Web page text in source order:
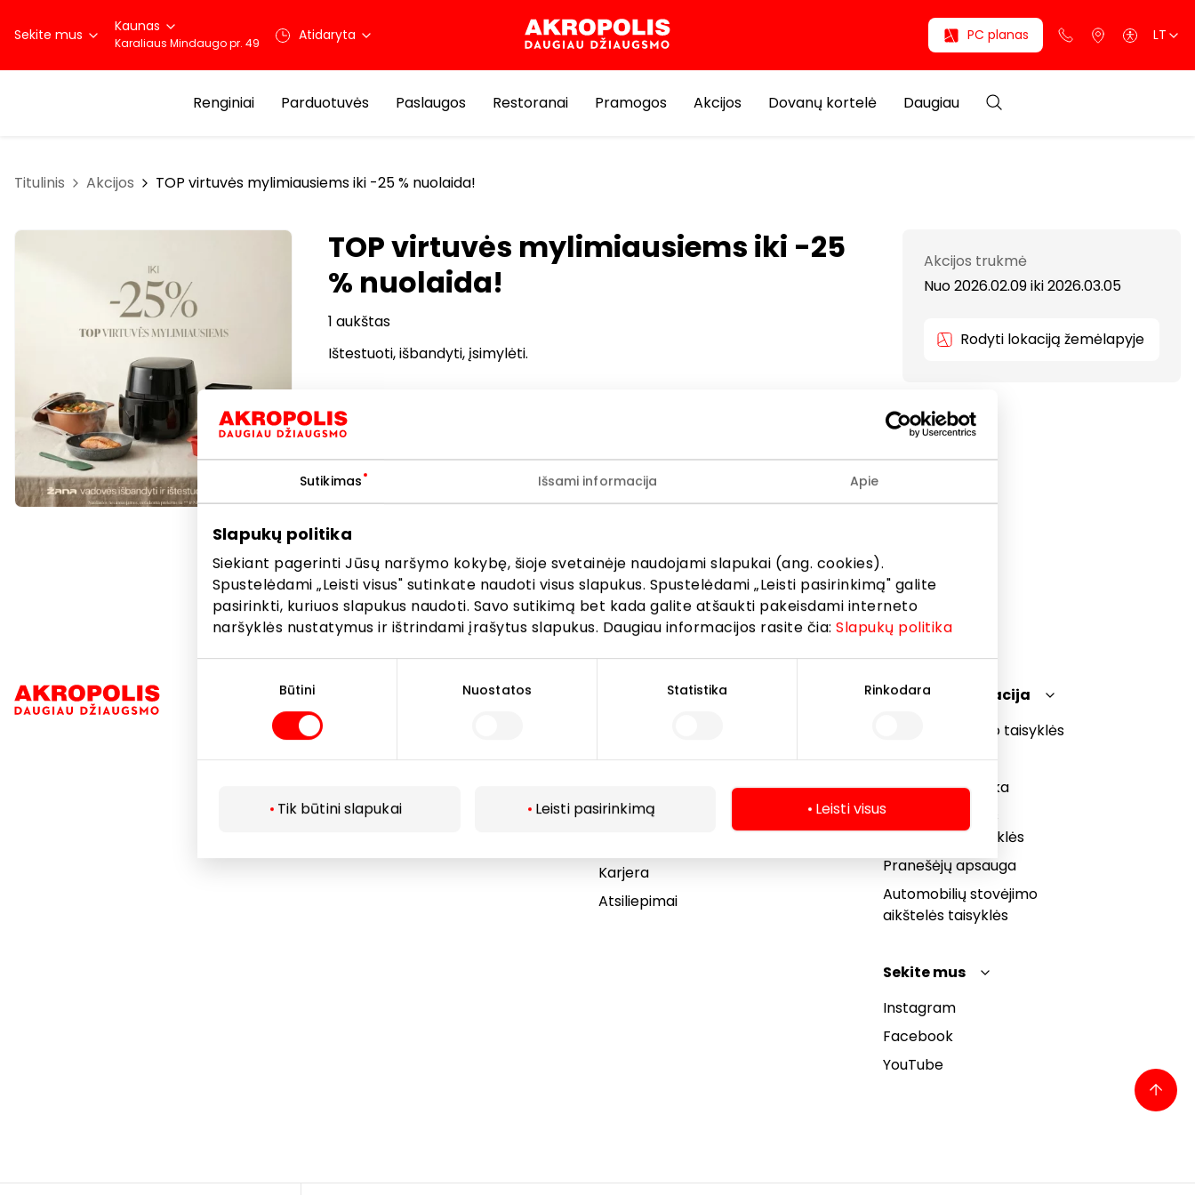
Sutikimas Išsami informacija Apie
Slapukų politika
Siekiant pagerinti Jūsų naršymo kokybę, šioje svetainėje naudojami slapukai (ang. cookies).
Spustelėdami „Leisti visus" sutinkate naudoti visus slapukus. Spustelėdami „Leisti pasirinkimą" galite
pasirinkti, kuriuos slapukus naudoti. Savo sutikimą bet kada galite atšaukti pakeisdami interneto
naršyklės nustatymus ir ištrindami įrašytus slapukus. Daugiau informacijos rasite čia:Slapukų politika
Būtini Nuostatos Statistika Rinkodara
Tik būtini slapukai Leisti pasirinkimą Leisti visus
Sekite mus Kaunas
Karaliaus Mindaugo pr. 49 Atidaryta PC planas LT
Renginiai Parduotuvės Paslaugos Restoranai Pramogos Akcijos Dovanų kortelė Daugiau
Titulinis Akcijos TOP virtuvės mylimiausiems iki -25 % nuolaida!
TOP virtuvės mylimiausiems iki -25
% nuolaida!
1 aukštas
Ištestuoti, išbandyti, įsimylėti.
Brabantia, Lékué, Zwilling, Global ir dar daugiau virtuvės favoritų, kurie greitai
tampa nepakeičiami.
Nuolaida taikoma ŽANA salonuose ir internetu iki 03.05 d.
Akcijos trukmė
Nuo 2026.02.09iki2026.03.05
Rodyti lokaciją žemėlapyje
Navigacija
Parduotuvės
Lankytojams
Akcijos
Karjera
Atsiliepimai
Teisinė informacija
Prekybos centro taisyklės
Privatumo politika
Dovanų kortelės
bendrosios taisyklės
Pranešėjų apsauga
Automobilių stovėjimo
aikštelės taisyklės
Sekite mus
Instagram
Facebook
YouTube